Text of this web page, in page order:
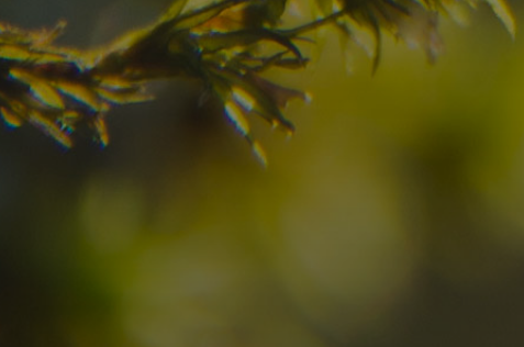
Prüfen Sie hier die Verfügbarkeit für
Ihren Urlaub in den Dolomiten
08